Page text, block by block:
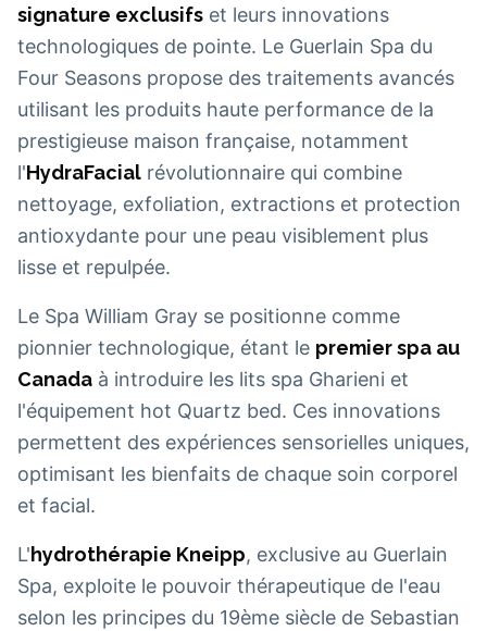
signature exclusifs et leurs innovations
technologiques de pointe. Le Guerlain Spa du
Four Seasons propose des traitements avancés
utilisant les produits haute performance de la
prestigieuse maison française, notamment
l'HydraFacial révolutionnaire qui combine
nettoyage, exfoliation, extractions et protection
antioxydante pour une peau visiblement plus
lisse et repulpée.
Le Spa William Gray se positionne comme
pionnier technologique, étant le premier spa au
Canada à introduire les lits spa Gharieni et
l'équipement hot Quartz bed. Ces innovations
permettent des expériences sensorielles uniques,
optimisant les bienfaits de chaque soin corporel
et facial.
L'hydrothérapie Kneipp, exclusive au Guerlain
Spa, exploite le pouvoir thérapeutique de l'eau
selon les principes du 19ème siècle de Sebastian